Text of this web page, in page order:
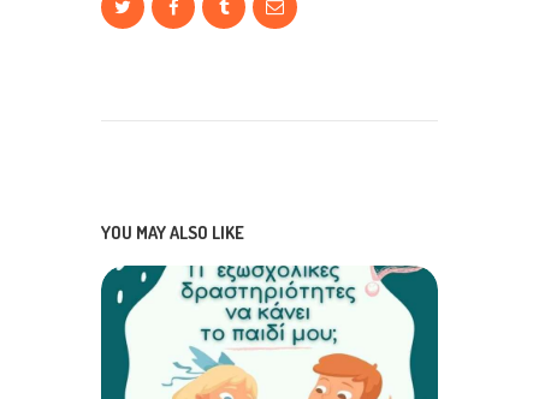
YOU MAY ALSO LIKE